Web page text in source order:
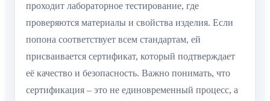
проходит лабораторное тестирование, где
проверяются материалы и свойства изделия. Если
попона соответствует всем стандартам, ей
присваивается сертификат, который подтверждает
её качество и безопасность. Важно понимать, что
сертификация – это не единовременный процесс, а